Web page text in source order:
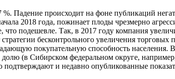
Падение происходит на фоне публикаций
2018 года, пожинает плоды чрезмерно
что подешевле. Так, в 2017 году компания
бесконтрольного увеличения
покупательную способность
(в Сибирском федеральном округе,
и недавно опубликованные